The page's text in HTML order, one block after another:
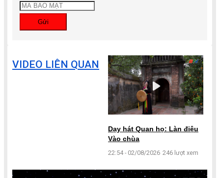
Gửi
VIDEO LIÊN QUAN
Dạy hát Quan họ: Làn điệu
Vào chùa
22:54 - 02/08/2026 246 lượt xem